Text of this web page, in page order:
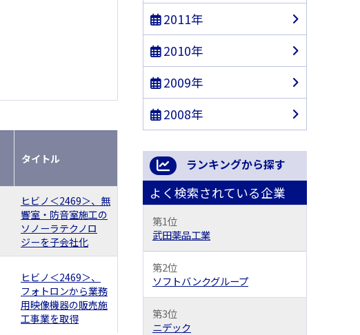
タイトル
ヒビノ＜2469＞、無
響室・防音室施工の
ソノーラテクノロ
ジーを子会社化
ヒビノ＜2469＞、
フォトロンから業務
用映像機器の販売施
工事業を取得
2011年
2010年
2009年
2008年
ランキングから探す
よく検索されている企業
第1位
武田薬品工業
第2位
ソフトバンクグループ
第3位
ニデック